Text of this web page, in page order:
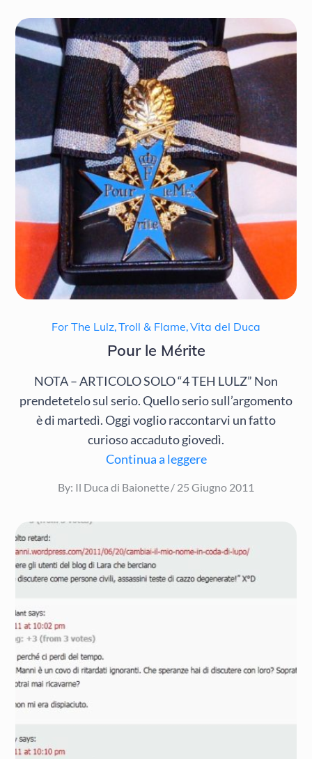
For The Lulz Troll & Flame Vita del Duca
Pour le Mérite
NOTA – ARTICOLO SOLO “4 TEH LULZ” Non
prendetetelo sul serio. Quello serio sull’argomento
è di martedì. Oggi voglio raccontarvi un fatto
curioso accaduto giovedì.
Continua a leggere
By: Il Duca di Baionette
Posted
25 Giugno 2011